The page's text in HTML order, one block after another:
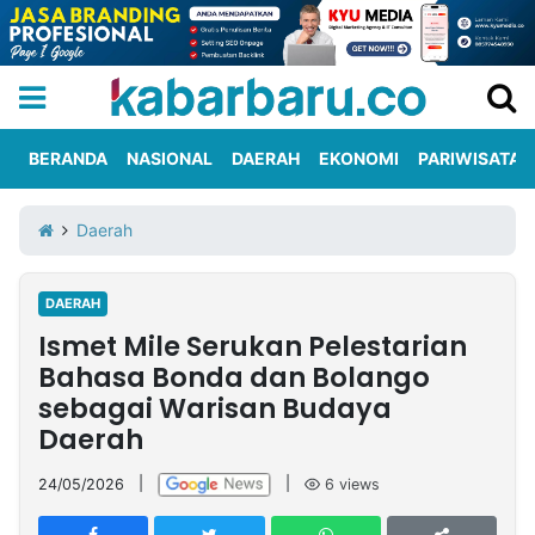
Iklan
Berita
Kami
Nasional
International
Olahraga
Entertainment
Daerah
Pariwisata
Kuliner
Kolom
Network
PT
TREETAN
BERANDA NASIONAL DAERAH EKONOMI PARIWISATA
Daerah
DAERAH
Ismet Mile Serukan Pelestarian
Bahasa Bonda dan Bolango
sebagai Warisan Budaya
Daerah
24/05/2026 6 views